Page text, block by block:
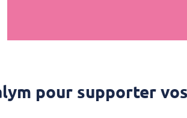
pour supporter